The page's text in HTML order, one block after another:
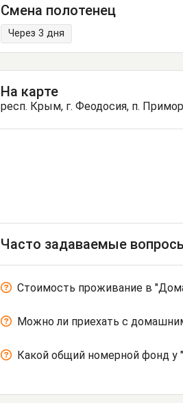
Смена полотенец
Через 3 дня
На карте
респ. Крым, г. Феодосия, п.
Часто задаваемые
Стоимость проживание в
Можно ли приехать с
Какой общий номерной фонд